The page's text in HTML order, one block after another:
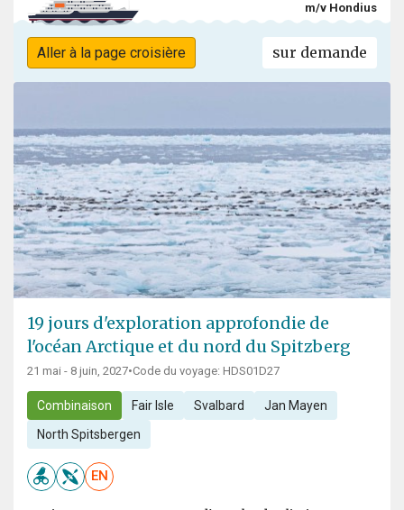
m/v Hondius
Aller à la page croisière sur demande
19 jours d'exploration approfondie de
l'océan Arctique et du nord du Spitzberg
21 mai - 8 juin, 2027•Code du voyage: HDS01D27
Combinaison Fair Isle Svalbard Jan Mayen
North Spitsbergen
EN